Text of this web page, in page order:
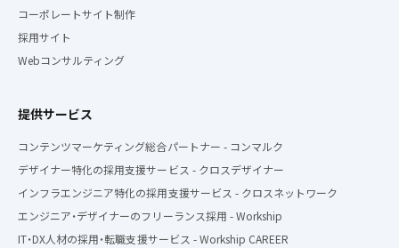
コーポレートサイト制作
採用サイト
Webコンサルティング
提供サービス
コンテンツマーケティング総合パートナー - コンマルク
デザイナー特化の採用支援サービス - クロスデザイナー
インフラエンジニア特化の採用支援サービス - クロスネットワーク
エンジニア・デザイナーのフリーランス採用 - Workship
IT・DX人材の採用・転職支援サービス - Workship CAREER